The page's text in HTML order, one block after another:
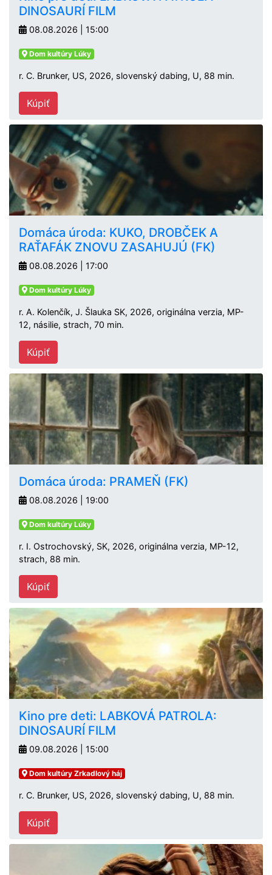
DINOSAURÍ FILM
08.08.2026 | 15:00
Dom kultúry Lúky
r. C. Brunker, US, 2026, slovenský dabing, U, 88 min.
Kúpiť
Domáca úroda: KUKO, DROBČEK A
RAŤAFÁK ZNOVU ZASAHUJÚ (FK)
08.08.2026 | 17:00
Dom kultúry Lúky
r. A. Kolenčík, J. Šlauka SK, 2026, originálna verzia, MP-
12, násilie, strach, 70 min.
Kúpiť
Domáca úroda: PRAMEŇ (FK)
08.08.2026 | 19:00
Dom kultúry Lúky
r. I. Ostrochovský, SK, 2026, originálna verzia, MP-12,
strach, 88 min.
Kúpiť
Kino pre deti: LABKOVÁ PATROLA:
DINOSAURÍ FILM
09.08.2026 | 15:00
Dom kultúry Zrkadlový háj
r. C. Brunker, US, 2026, slovenský dabing, U, 88 min.
Kúpiť